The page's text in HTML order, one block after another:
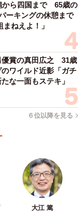
4/5
のでなんだかんだ
ょうちんあんこう
くれました。
から四国まで 65歳の
ーキングの休憩まで
ねえよ！」
優賞の真田広之 31歳
ワイルド近影「ガチ
な一面もステキ」
６位以降を見る
大江 篤